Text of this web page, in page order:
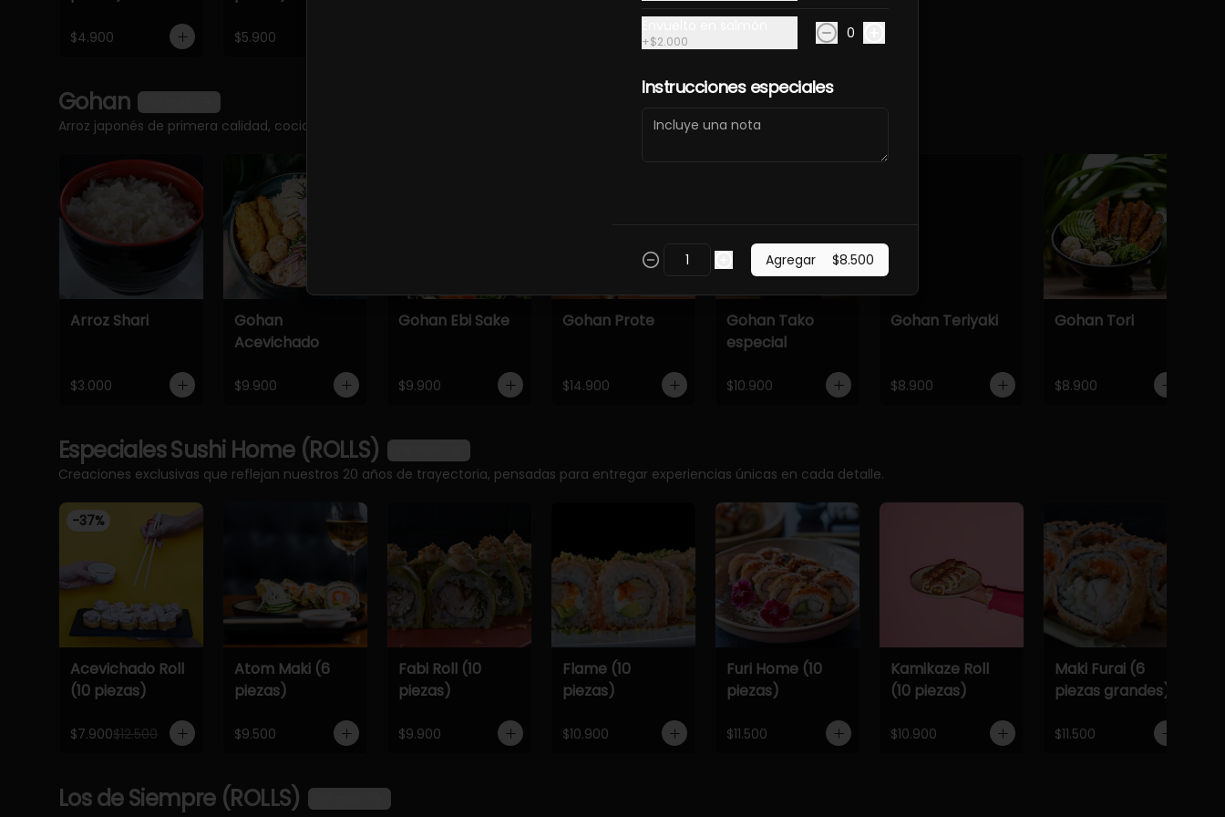
$4.900 $5.900
Gohan
Arroz japonés de primera calidad, cocido a la perfección y acompañado de ingredientes frescos que realzan cada bocado.
Arroz Shari
$3.000
Gohan
Acevichado
$9.900
Gohan Ebi Sake
$9.900
Gohan Prote
$14.900
Gohan Tako
especial
$10.900
Gohan Teriyaki
$8.900
Gohan Tori
$8.900
Especiales Sushi Home (ROLLS)
Creaciones exclusivas que reflejan nuestros 20 años de trayectoria, pensadas para entregar experiencias únicas en cada detalle.
-37%
Acevichado Roll
(10 piezas)
$7.900$12.500
Atom Maki (6
piezas)
$9.500
Fabi Roll (10
piezas)
$9.900
Flame (10
piezas)
$10.900
Furi Home (10
piezas)
$11.500
Kamikaze Roll
(10 piezas)
$10.900
Maki Furai (6
piezas grandes)
$11.500
Los de Siempre (ROLLS)
+$2.000 0
Instrucciones especiales
Agregar $8.500